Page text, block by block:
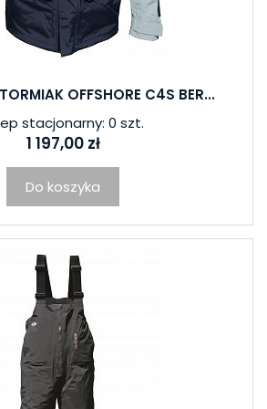
OFFSHORE C4S BER...
stacjonarny: 0 szt.
1 197,00 zł
Do koszyka